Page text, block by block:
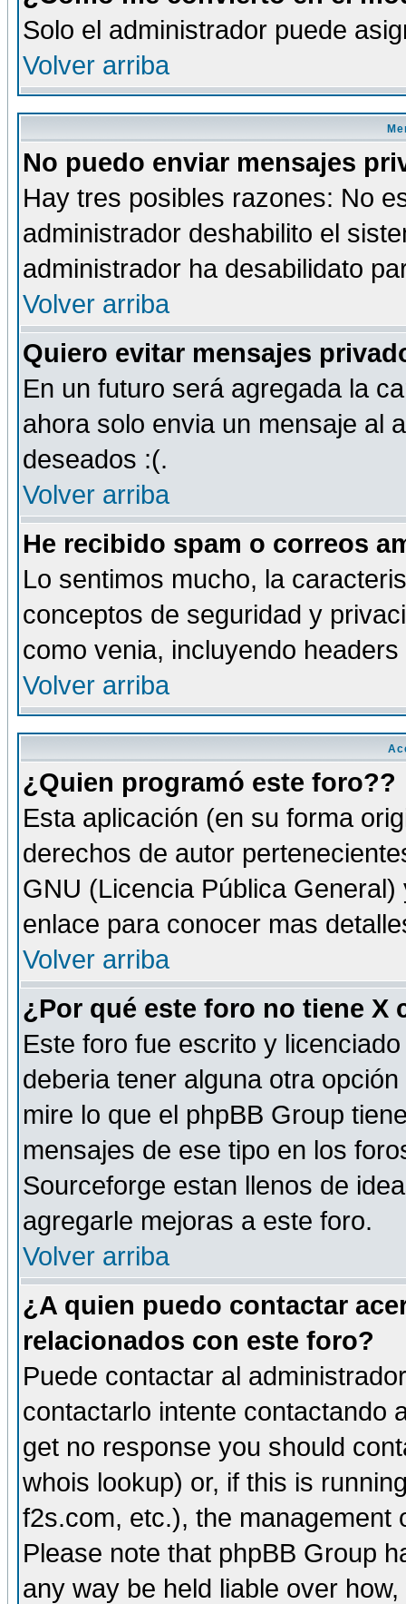
Solo el administrador puede
Volver arriba
No puedo enviar mensajes
Hay tres posibles razones: No
administrador deshabilito el
administrador ha desabilidato
Volver arriba
Quiero evitar mensajes
En un futuro será agregada la
ahora solo envia un mensaje al
deseados :(.
Volver arriba
He recibido spam o correos
Lo sentimos mucho, la
conceptos de seguridad y
como venia, incluyendo
Volver arriba
¿Quien programó este foro??
Esta aplicación (en su forma
derechos de autor
GNU (Licencia Pública
enlace para conocer mas
Volver arriba
¿Por qué este foro no tiene X
Este foro fue escrito y
deberia tener alguna otra
mire lo que el phpBB Group
mensajes de ese tipo en los
Sourceforge estan llenos de
agregarle mejoras a este foro.
Volver arriba
¿A quien puedo contactar
relacionados con este foro?
Puede contactar al
contactarlo intente contactando
get no response you should
whois lookup) or, if this is
f2s.com, etc.), the management
Please note that phpBB Group
any way be held liable over